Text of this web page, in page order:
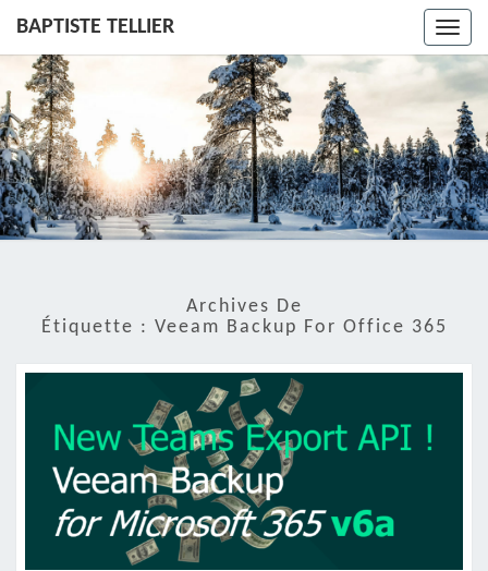
BAPTISTE TELLIER
Archives De
Étiquette : Veeam Backup For Office 365